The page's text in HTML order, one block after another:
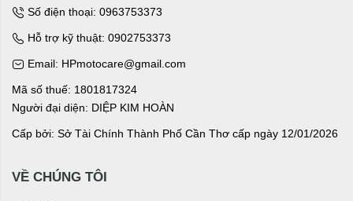
Số điện thoại: 0963753373
Hỗ trợ kỹ thuật: 0902753373
Email: HPmotocare@gmail.com
Mã số thuế: 1801817324
Người đại diện: DIỆP KIM HOÀN
Cấp bởi: Sở Tài Chính Thành Phố Cần Thơ cấp ngày 12/01/2026
VỀ CHÚNG TÔI